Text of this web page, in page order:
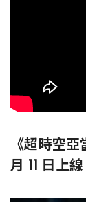
《超時空
月 11 日上線